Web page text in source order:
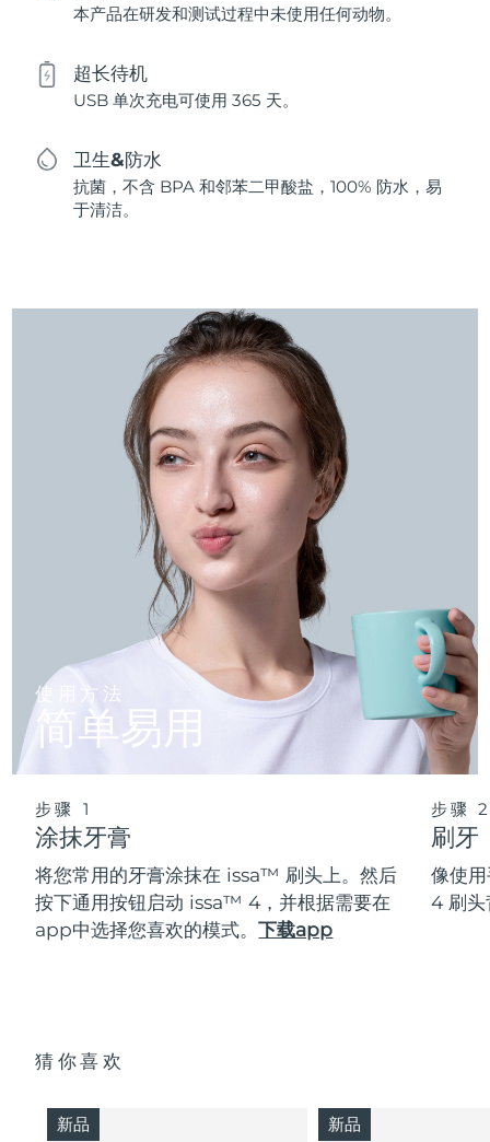
本产品在研发和测试过程中未使用任何动物。
超长待机
USB 单次充电可使用 365 天。
卫生&防水
抗菌，不含 BPA 和邻苯二甲酸盐，100% 防水，易
于清洁。
使用方法
简单易用
步骤 1
涂抹牙膏
将您常用的牙膏涂抹在 issa™ 刷头上。然后
按下通用按钮启动 issa™ 4，并根据需要在
app中选择您喜欢的模式。下载app
步骤
刷牙
像使
4 刷头
猜你喜欢
新品 新品